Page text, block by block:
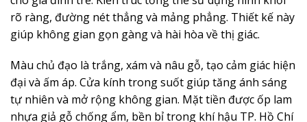
rõ ràng, đường nét thẳng và mảng phẳng. Thiết kế này
giúp không gian gọn gàng và hài hòa về thị giác.
Màu chủ đạo là trắng, xám và nâu gỗ, tạo cảm giác hiện
đại và ấm áp. Cửa kính trong suốt giúp tăng ánh sáng
tự nhiên và mở rộng không gian. Mặt tiền được ốp lam
nhựa giả gỗ chống ẩm, bền bỉ trong khí hậu TP. Hồ Chí